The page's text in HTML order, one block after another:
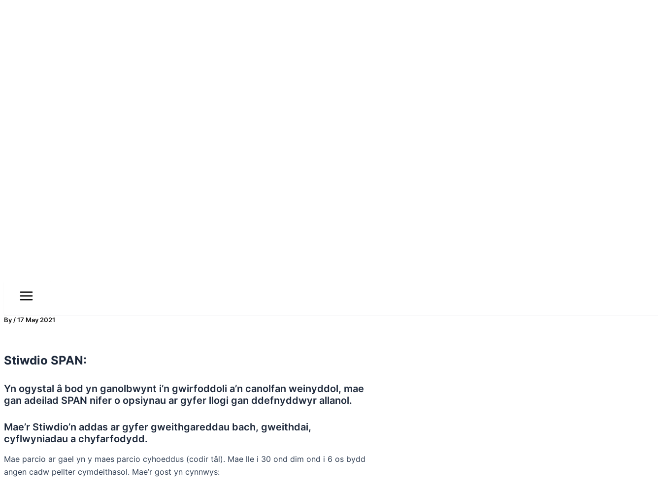
By /17 May 2021
Stiwdio SPAN:
Yn ogystal â bod yn ganolbwynt i’n gwirfoddoli a’n canolfan weinyddol, mae
gan adeilad SPAN nifer o opsiynau ar gyfer llogi gan ddefnyddwyr allanol.
Mae’r Stiwdio’n addas ar gyfer gweithgareddau bach, gweithdai,
cyflwyniadau a chyfarfodydd.
Mae parcio ar gael yn y maes parcio cyhoeddus (codir tâl). Mae lle i 30 ond dim ond i 6 os bydd
angen cadw pellter cymdeithasol. Mae’r gost yn cynnwys: